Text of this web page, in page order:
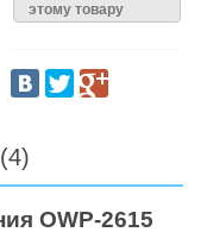
этому товару
OWP-2615